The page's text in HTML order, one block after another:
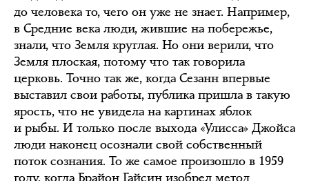
до человека то, чего он уже не знает. Например,
в Средние века люди, жившие на побережье,
знали, что Земля круглая. Но они верили, что
Земля плоская, потому что так говорила
церковь. Точно так же, когда Сезанн впервые
выставил свои работы, публика пришла в такую
ярость, что не увидела на картинах яблок
и рыбы. И только после выхода «Улисса» Джойса
люди наконец осознали свой собственный
поток сознания. То же самое произошло в 1959
году, когда Брайон Гайсин изобрел метод